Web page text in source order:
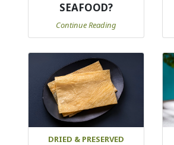
SEAFOOD?
Continue Reading
DRIED & PRESERVED